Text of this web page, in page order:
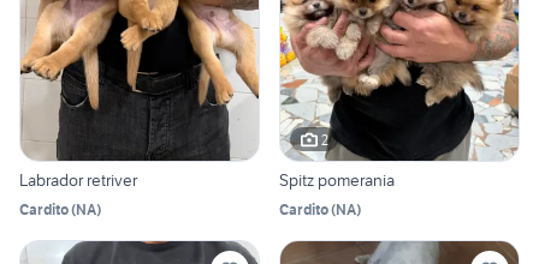
Labrador retriver
Cardito(NA)
2
Spitz pomerania
Cardito(NA)